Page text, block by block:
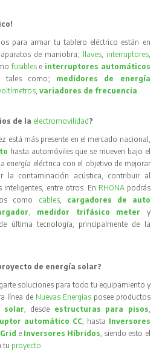
para armar tu tablero eléctrico están en
de maniobra; llaves, interruptores,
fusibles e interruptores automáticos
tales como; medidores de energía
,variadores de frecuencia.
de la electromovilidad ?
está más presente en el mercado nacional,
hasta automóviles que se mueven bajo el
energía eléctrica con el objetivo de mejorar
la contaminación acústica, contribuir al
inteligentes, entre otros. En RHONA podrás
como cables, cargadores de auto
, medidor trifásico meter
y
de última tecnología, principalmente de la
de energía solar?
soluciones para todo tu equipamiento y
línea de Nuevas Energíasposee productos
solar, desde estructuras para pisos,
automático CC, hasta Inversores
e Inversores Híbridos, siendo esto el
tu proyecto.